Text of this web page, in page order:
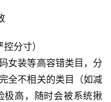
分寸）
女装等高容错类目，分
全不相关的类目（如减
极高，随时会被系统揪